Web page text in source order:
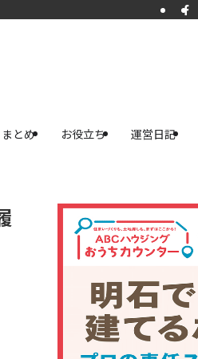
まとめ お役立ち 運営日記